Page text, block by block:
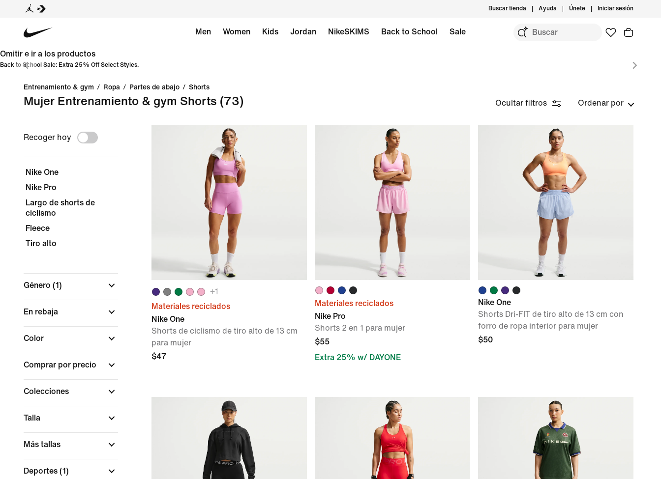
Buscar tienda Ayuda Únete Iniciar sesión
Men Women Kids Jordan NikeSKIMS Back to School Sale
Omitir e ir a los productos
Back to School Sale: Extra 25% Off Select Styles.
Entrenamiento & gym / Ropa / Partes de abajo / Shorts
Mujer Entrenamiento & gym Shorts (73) Ocultar filtros Ordenar por
Recoger hoy
Nike One
Nike Pro
Largo de shorts de
ciclismo
Fleece
Tiro alto
Género (1)
En rebaja
Color
Comprar por precio
Colecciones
Talla
Más tallas
Deportes (1)
+1
Materiales reciclados
Nike One
Shorts de ciclismo de tiro alto de 13 cm
para mujer
$47
Materiales reciclados
Nike Pro
Shorts 2 en 1 para mujer
$55
Extra 25% w/ DAYONE
Nike One
Shorts Dri-FIT de tiro alto de 13 cm con
forro de ropa interior para mujer
$50